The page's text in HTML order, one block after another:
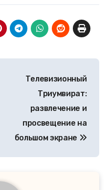
Телевизионный
Триумвират:
развлечение и
просвещение на
большом экране